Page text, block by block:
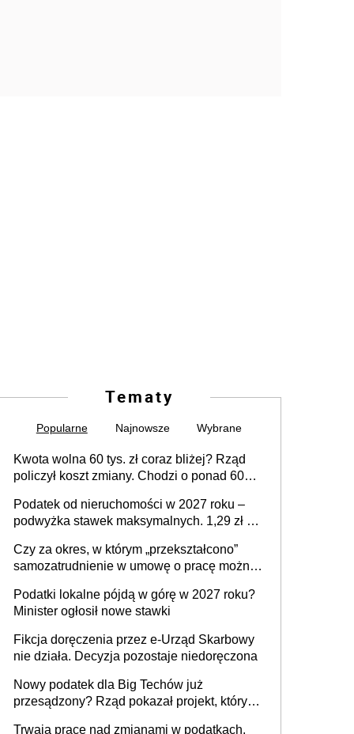
Tematy
Popularne Najnowsze Wybrane
Kwota wolna 60 tys. zł coraz bliżej? Rząd
policzył koszt zmiany. Chodzi o ponad 60
Podatek od nieruchomości w 2027 roku –
podwyżka stawek maksymalnych. 1,29 zł za
budynków i lokali związanych z
prowadzeniem działalności gospodarczej
Czy za okres, w którym „przekształcono”
samozatrudnienie w umowę o pracę można
umowy cywilnoprawnej jedynym
racjonalnym wyjściem
Podatki lokalne pójdą w górę w 2027 roku?
Minister ogłosił nowe stawki
Fikcja doręczenia przez e-Urząd Skarbowy
nie działa. Decyzja pozostaje niedoręczona
Nowy podatek dla Big Techów już
przesądzony? Rząd pokazał projekt, który
Trwają prace nad zmianami w podatkach.